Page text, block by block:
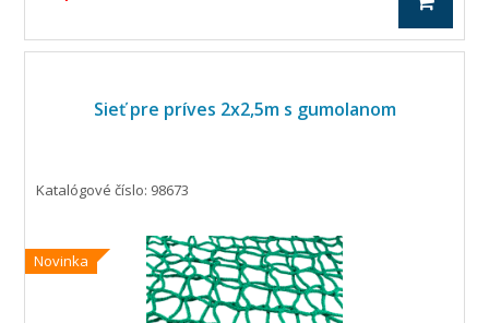
Sieť pre príves 2x2,5m s gumolanom
Novinka
Katalógové číslo: 98673